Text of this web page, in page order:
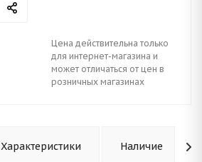
Цена действительна только
для интернет-магазина и
может отличаться от цен в
розничных магазинах
Характеристики Наличие